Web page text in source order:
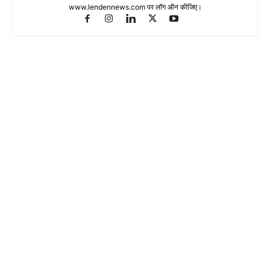
www.lendennews.com पर लॉग ऑन कीजिए।